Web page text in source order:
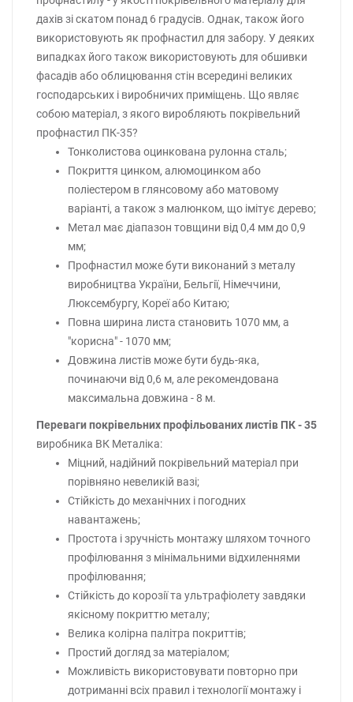
дахів зі скатом понад 6 градусів. Однак, також його
використовують як профнастил для забору. У деяких
випадках його також використовують для обшивки
фасадів або облицювання стін всередині великих
господарських і виробничих приміщень. Що являє
собою матеріал, з якого виробляють покрівельний
профнастил ПК-35?
Тонколистова оцинкована рулонна сталь;
Покриття цинком, алюмоцинком або
поліестером в глянсовому або матовому
варіанті, а також з малюнком, що імітує дерево;
Метал має діапазон товщини від 0,4 мм до 0,9
мм;
Профнастил може бути виконаний з металу
виробництва України, Бельгії, Німеччини,
Люксембургу, Кореї або Китаю;
Повна ширина листа становить 1070 мм, а
"корисна" - 1070 мм;
Довжина листів може бути будь-яка,
починаючи від 0,6 м, але рекомендована
максимальна довжина - 8 м.
Переваги покрівельних профільованих листів ПК - 35
виробника ВК Металіка:
Міцний, надійний покрівельний матеріал при
порівняно невеликій вазі;
Стійкість до механічних і погодних
навантажень;
Простота і зручність монтажу шляхом точного
профілювання з мінімальними відхиленнями
профілювання;
Стійкість до корозії та ультрафіолету завдяки
якісному покриттю металу;
Велика колірна палітра покриттів;
Простий догляд за матеріалом;
Можливість використовувати повторно при
дотриманні всіх правил і технології монтажу і